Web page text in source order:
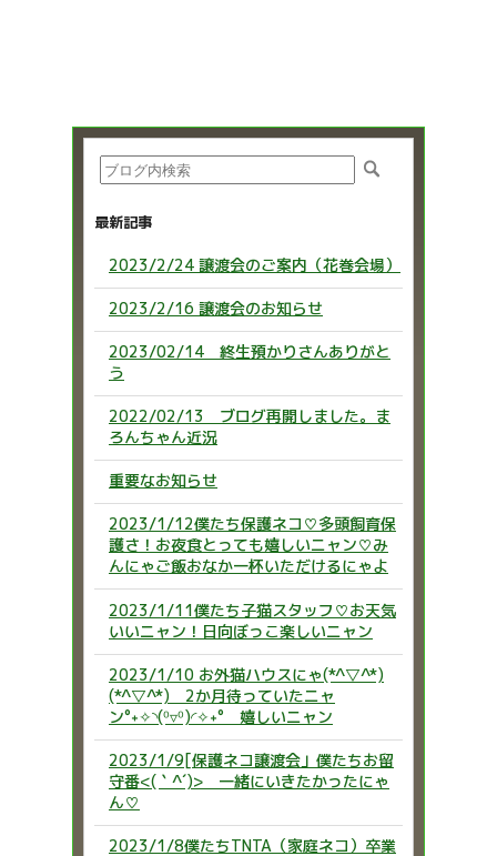
最新記事
2023/2/24 譲渡会のご案内（花巻会場）
2023/2/16 譲渡会のお知らせ
2023/02/14 終生預かりさんありがと
う
2022/02/13 ブログ再開しました。ま
ろんちゃん近況
重要なお知らせ
2023/1/12僕たち保護ネコ♡多頭飼育保
護さ！お夜食とっても嬉しいニャン♡み
んにゃご飯おなか一杯いただけるにゃよ
2023/1/11僕たち子猫スタッフ♡お天気
いいニャン！日向ぼっこ楽しいニャン
2023/1/10 お外猫ハウスにゃ(*^▽^*)
(*^▽^*) 2か月待っていたニャ
ン°˖✧◝(⁰▿⁰)◜✧˖° 嬉しいニャン
2023/1/9[保護ネコ譲渡会」僕たちお留
守番<(｀^´)> 一緒にいきたかったにゃ
ん♡
2023/1/8僕たちTNTA（家庭ネコ）卒業